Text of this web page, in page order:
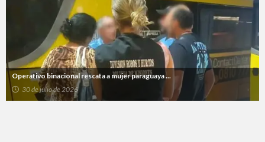
Operativo binacional rescata a mujer paraguaya ...
30 de julio de 2026